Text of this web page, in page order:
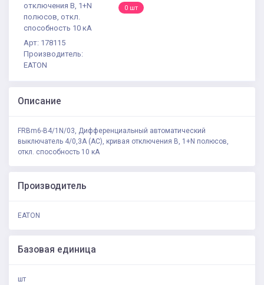
отключения В, 1+N
полюсов, откл.
способность 10 кА
Арт: 178115
Производитель:
EATON
0 шт
Описание
FRBm6-B4/1N/03, Дифференциальный автоматический
выключатель 4/0,3А (AC), кривая отключения В, 1+N полюсов,
откл. способность 10 кА
Производитель
EATON
Базовая единица
шт